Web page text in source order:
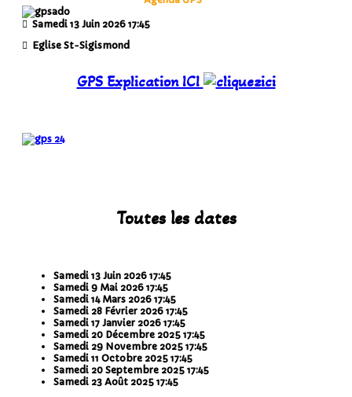
Samedi 13 Juin 2026 17:45
Eglise St-Sigismond
GPS Explication ICI
Toutes les dates
Samedi 13 Juin 2026 17:45
Samedi 9 Mai 2026 17:45
Samedi 14 Mars 2026 17:45
Samedi 28 Février 2026 17:45
Samedi 17 Janvier 2026 17:45
Samedi 20 Décembre 2025 17:45
Samedi 29 Novembre 2025 17:45
Samedi 11 Octobre 2025 17:45
Samedi 20 Septembre 2025 17:45
Samedi 23 Août 2025 17:45